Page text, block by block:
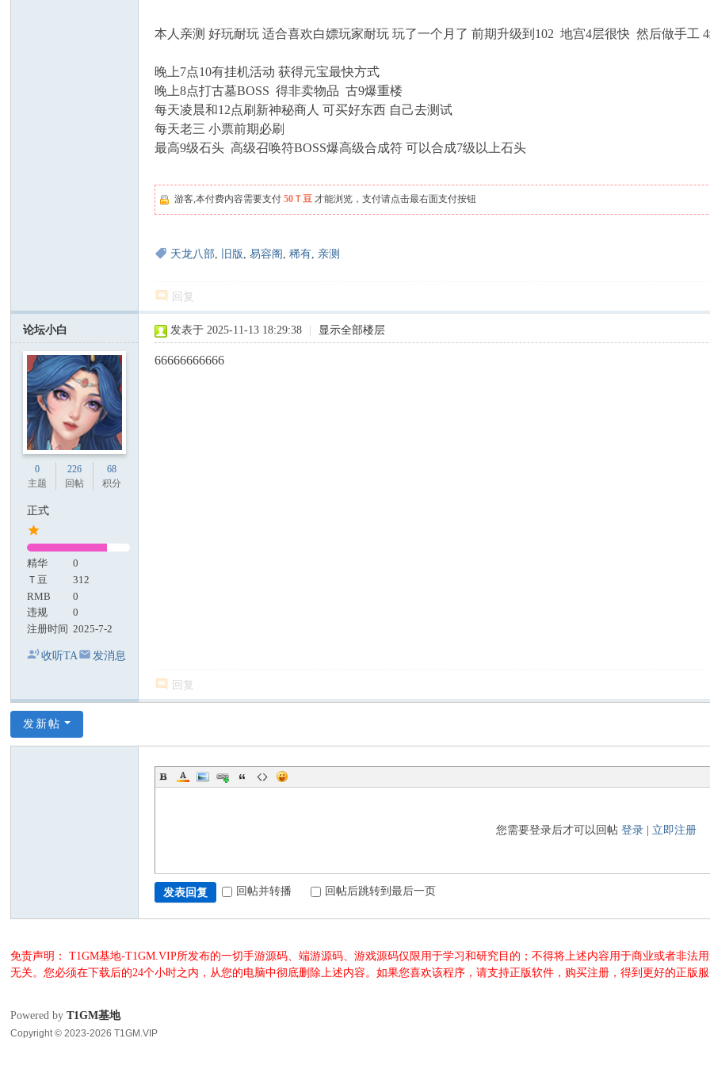
本人亲测 好玩耐玩 适合喜欢白嫖玩家耐玩 玩了一个月了 前期升级到102 地宫4层很快 然后做手工
晚上7点10有挂机活动 获得元宝最快方式
晚上8点打古墓BOSS 得非卖物品 古9爆重楼
每天凌晨和12点刷新神秘商人 可买好东西 自己去测试
每天老三 小票前期必刷
最高9级石头 高级召唤符BOSS爆高级合成符 可以合成7级以上石头
游客,本付费内容需要支付50Ｔ豆 才能浏览，支付请点击最右面支付按钮
天龙八部, 旧版 ,易容阁 ,稀有, 亲测
回复
论坛小白
0
主题
226
回帖
68
积分
正式
精华
0
Ｔ豆
312
RMB
0
违规
0
注册时间 2025-7-2
收听TA 发消息
发表于 2025-11-13 18:29:38 显示全部楼层
66666666666
回复
发新帖
您需要登录后才可以回帖 登录| 立即注册
发表回复 回帖并转播 回帖后跳转到最后一页
免责声明： T1GM基地-T1GM.VIP所发布的一切手游源码、端游源码、游戏源码仅限用于学习和研究目的；不得将上述内容用于商业或者非法
无关。您必须在下载后的24个小时之内，从您的电脑中彻底删除上述内容。如果您喜欢该程序，请支持正版软件，购买注册，得到更好的正版
Powered byT1GM基地
Copyright © 2023-2026 T1GM.VIP